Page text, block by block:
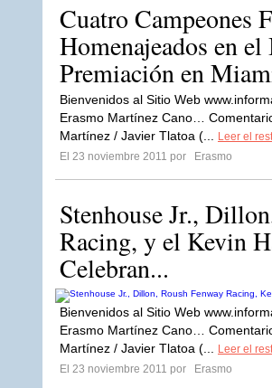
Cuatro Campeones
Homenajeados en el
Premiación en
Bienvenidos al Sitio Web
Erasmo Martínez Cano…
Martínez / Javier Tlatoa (...
Leer el
El 23 noviembre 2011 por
Erasmo
Stenhouse Jr.,
Racing, y el Kevin
Celebran...
Bienvenidos al Sitio Web
Erasmo Martínez Cano…
Martínez / Javier Tlatoa (...
Leer el
El 23 noviembre 2011 por
Erasmo